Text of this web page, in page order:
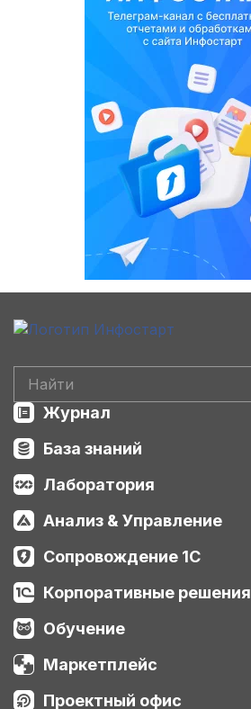
Журнал
База знаний
Лаборатория
Анализ & Управление
Сопровождение 1С
Корпоративные решения
Обучение
Маркетплейс
Проектный офис